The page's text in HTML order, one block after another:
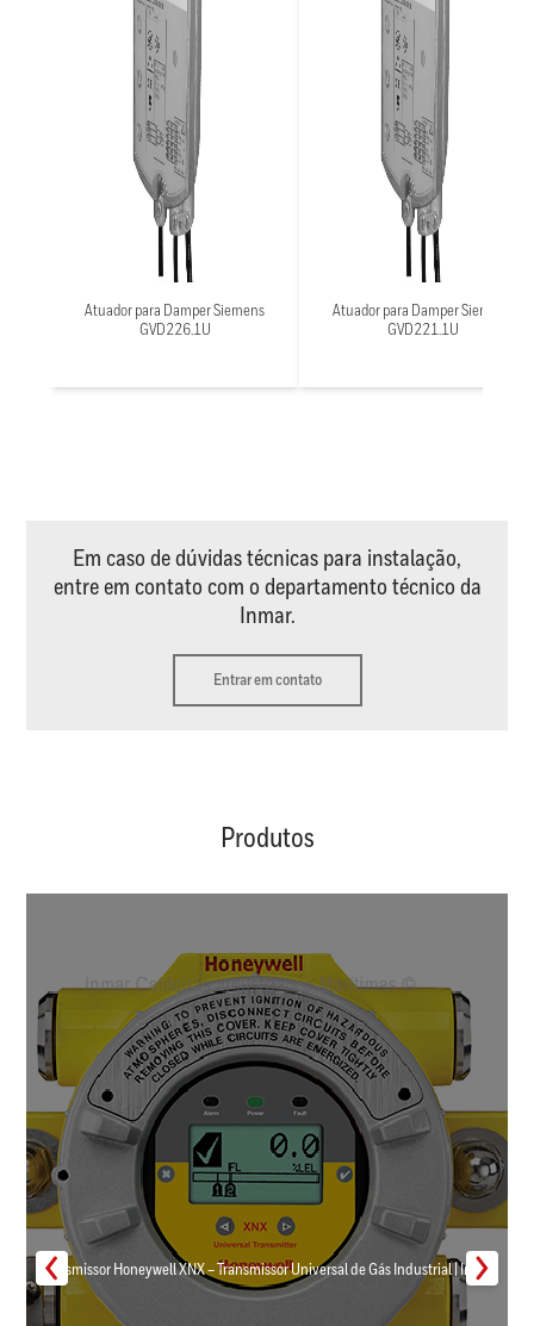
Atuador para Damper Siemens
GVD226.1U
Atuador para Damper Siemens
GVD221.1U
Em caso de dúvidas técnicas para instalação,
entre em contato com o departamento técnico da
Inmar.
Entrar em contato
Produtos
Transmissor Honeywell XNX – Transmissor Universal de Gás Industrial | Inmar